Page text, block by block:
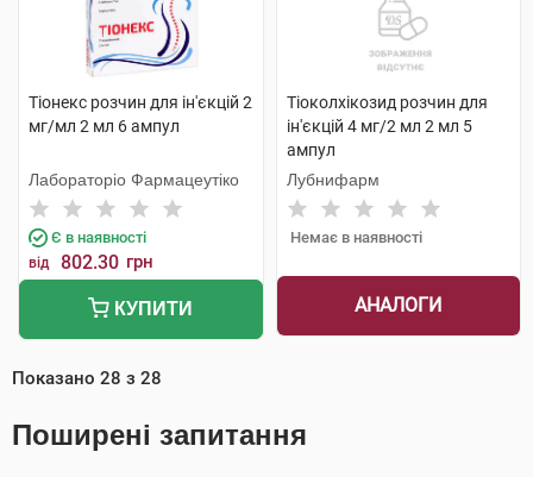
Тіонекс розчин для ін'єкцій 2
мг/мл 2 мл 6 ампул
Лабораторіо Фармацеутіко
Є в наявності
від 802.30 грн
КУПИТИ
Тіоколхікозид розчин для
ін'єкцій 4 мг/2 мл 2 мл 5
ампул
Лубнифарм
Немає в наявності
АНАЛОГИ
Показано 28 з 28
Поширені запитання